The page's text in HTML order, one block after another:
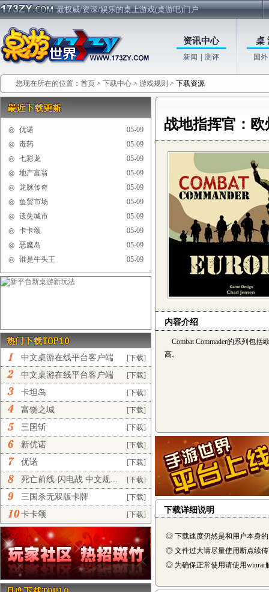
最权威/资深/娱乐的桌上游戏(桌游吧)门户
资讯中心
新闻 测评
桌
国外
您现在所在的位置： 首页 > 下载中心 > 游戏规则 > 下载资源
05-09
◎ 优诺
05-09
◎ 毒药
05-09
◎ 七彩龙
05-09
◎ 地产富翁
05-09
◎ 龙脉传奇
05-09
◎ 鱼贸市场
05-09
◎ 遗失城市
05-09
◎ 卡卡颂
05-09
◎ 恶魔岛
05-09
◎ 谁是牛头王
[下载]
中文桌游在线平台客户端
完... [下载]
中文桌游在线平台客户端
正... [下载]
卡坦岛
[下载]
富饶之城
[下载]
三国斩
[下载]
新优诺
[下载]
优诺
[下载]
死亡前线-闪电战 中文规...
[下载]
三国杀无双版卡牌
[下载]
卡卡颂
战地指挥官：欧
内容介绍
Combat Commader的系列包
高。
下载详细说明
◎ 下载速度仍然是和用户本身
◎ 文件过大请尽量使用断点续
◎ 为确保正常使用请使用winrar